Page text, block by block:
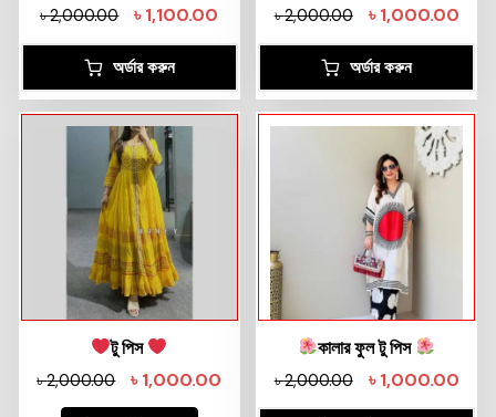
৳2,000.00 ৳1,100.00
অর্ডার করুন
৳2,000.00 ৳1,000.00
অর্ডার করুন
টু পিস
৳2,000.00 ৳1,000.00
কালার ফুল টু পিস
৳2,000.00 ৳1,000.00